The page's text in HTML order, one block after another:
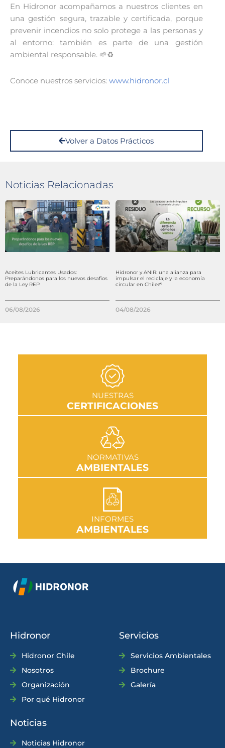
En Hidronor acompañamos a nuestros clientes en
una gestión segura, trazable y certificada, porque
prevenir incendios no solo protege a las personas y
al entorno: también es parte de una gestión
ambiental responsable. 🌱♻️
Conoce nuestros servicios: www.hidronor.cl
Volver a Datos Prácticos
Noticias Relacionadas
Aceites Lubricantes Usados:
Preparándonos para los nuevos desafíos
de la Ley REP
06/08/2026
Hidronor y ANIR: una alianza para
impulsar el reciclaje y la economía
circular en Chile🌱
04/08/2026
NUESTRAS
CERTIFICACIONES
IR A SECCIÓN
NORMATIVAS
AMBIENTALES
IR A SECCIÓN
INFORMES
AMBIENTALES
IR A SECCIÓN
Hidronor
Hidronor Chile
Nosotros
Organización
Por qué Hidronor
Servicios
Servicios Ambientales
Brochure
Galería
Noticias
Noticias Hidronor